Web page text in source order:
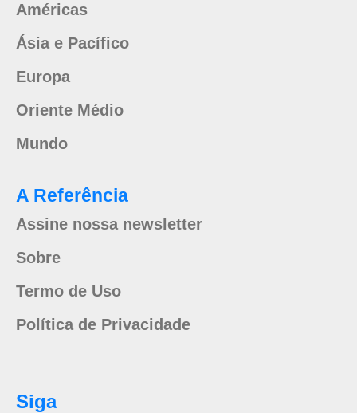
Américas
Ásia e Pacífico
Europa
Oriente Médio
Mundo
A Referência
Assine nossa newsletter
Sobre
Termo de Uso
Política de Privacidade
Siga